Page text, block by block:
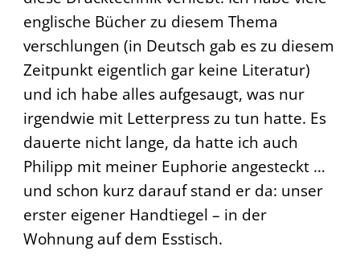
englische Bücher zu diesem Thema
verschlungen (in Deutsch gab es zu diesem
Zeitpunkt eigentlich gar keine Literatur)
und ich habe alles aufgesaugt, was nur
irgendwie mit Letterpress zu tun hatte. Es
dauerte nicht lange, da hatte ich auch
Philipp mit meiner Euphorie angesteckt …
und schon kurz darauf stand er da: unser
erster eigener Handtiegel – in der
Wohnung auf dem Esstisch.